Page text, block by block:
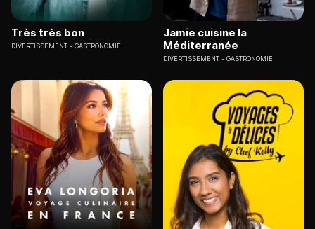
Très très bon
DIVERTISSEMENT GASTRONOMIE
Jamie cuisine la
Méditerranée
DIVERTISSEMENT GASTRONOMIE